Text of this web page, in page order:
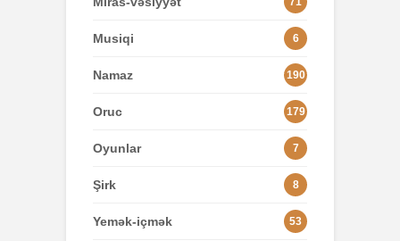
Musiqi 6
Namaz 190
Oruc 179
Oyunlar 7
Şirk 8
Yemək-içmək 53